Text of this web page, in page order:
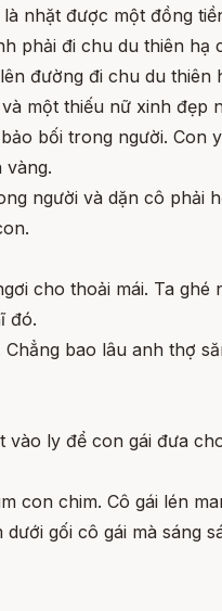
nhặt được một đồng
phải đi chu du thiên hạ
đường đi chu du
một thiếu nữ xinh đẹp
bối trong người. Con
vàng.
người và dặn cô phải
cho thoải mái. Ta
đó.
bao lâu anh thợ
ly để con gái đưa
con chim. Cô gái lén
gối cô gái mà sáng